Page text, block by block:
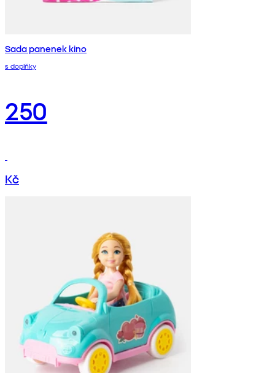
Sada panenek kino
s doplňky
250
Kč